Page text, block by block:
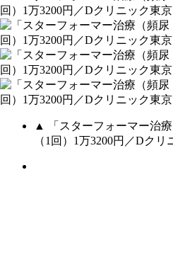
▲ 「スターフォーマー治
（1回）1万3200円／Dクリ